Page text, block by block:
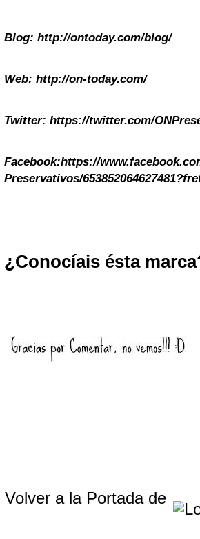
Blog: http://ontoday.com/blog/
Web: http://on-today.com/
Twitter: https://twitter.com/
Facebook:https://
Preservativos/
¿Conocíais ésta
Volver a la Portada de